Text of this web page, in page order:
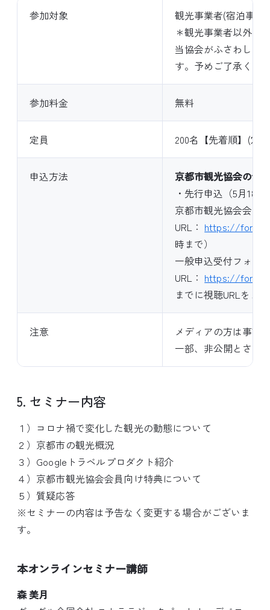
参加対象
観光事業者(宿泊事業
＊観光事業者以外の
当協会がふさわしく
す。予めご了承くだ
参加料金 無料
定員 200名【先着順】(定
申込方法
京都市観光協会の会
・先行申込（5月18
京都市観光協会会員
URL： https://
時まで）
一般申込受付フォー
URL： https://
までに視聴URLをメ
注意
メディアの方は事前
一部、非公開とさせ
5. セミナー内容
１）コロナ禍で変化した観光の動態について
２）京都市の観光概況
３）Googleトラベルプロダクト紹介
４）京都市観光協会会員向け特典について
５）質疑応答
※セミナーの内容は予告なく変更する場合がございま
す。
本オンラインセミナー講師
森 美月